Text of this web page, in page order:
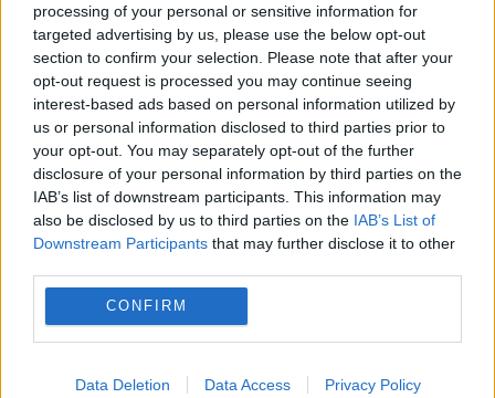
processing of your personal or sensitive information for
targeted advertising by us, please use the below opt-out
section to confirm your selection. Please note that after your
opt-out request is processed you may continue seeing
interest-based ads based on personal information utilized by
us or personal information disclosed to third parties prior to
your opt-out. You may separately opt-out of the further
disclosure of your personal information by third parties on the
IAB’s list of downstream participants. This information may
also be disclosed by us to third parties on the IAB’s List of
Downstream Participants that may further disclose it to other
CONFIRM
Data Deletion Data Access Privacy Policy
SOCIAL
Un fenomen care apărea o dată la 53 de ani
se repetă acum la fiecare doi ani și jumătate